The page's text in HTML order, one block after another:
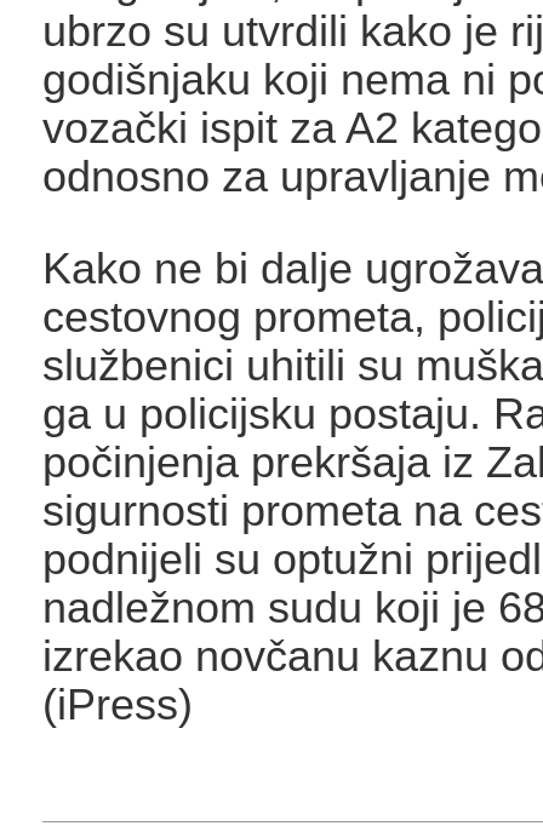
ubrzo su utvrdili kako je
godišnjaku koji nema ni
vozački ispit za A2
odnosno za upravljanje
Kako ne bi dalje
cestovnog prometa,
službenici uhitili su
ga u policijsku postaju.
počinjenja prekršaja iz
sigurnosti prometa na
podnijeli su optužni
nadležnom sudu koji je
izrekao novčanu kaznu
(iPress)